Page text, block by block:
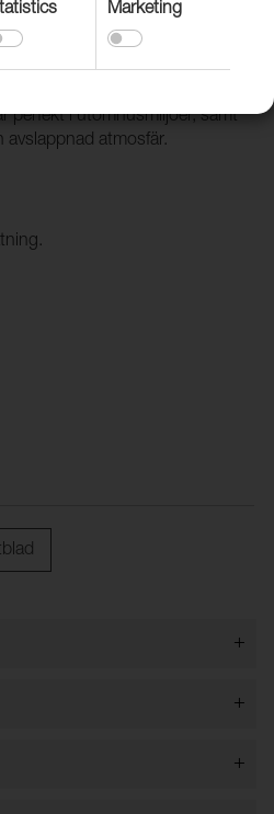
Warm stone
perfekt i utomhusmiljöer, samt
avslappnad atmosfär.
+
+
+
Marketing